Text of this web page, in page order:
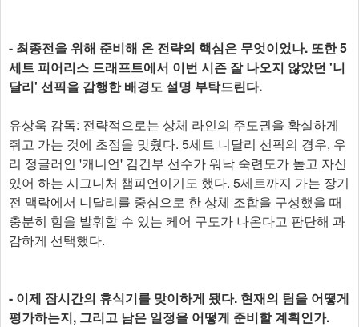
- 최종전을 위해 준비해 온 전략의 핵심은 무엇이었나. 또한 5
세트 피어리스 드래프트에서 이번 시즌 잘 나오지 않았던 '니
달리' 선픽을 감행한 배경도 설명 부탁드린다.
유상욱 감독: 전략적으로는 상체 라인의 주도권을 확실하게
쥐고 가는 것에 초점을 맞췄다. 5세트 니달리 선픽의 경우, 우
리 정글러인 '캐니언' 김건부 선수가 워낙 숙련도가 높고 자신
있어 하는 시그니처 챔피언이기도 했다. 5세트까지 가는 장기
전 맥락에서 니달리를 중심으로 한 상체 조합을 구성했을 때
충분히 힘을 발휘할 수 있는 케어 구도가 나온다고 판단해 과
감하게 선택했다.
- 이제 잠시간의 휴식기를 맞이하게 됐다. 현재의 팀을 어떻게
평가하는지, 그리고 남은 일정을 어떻게 준비할 계획인가.